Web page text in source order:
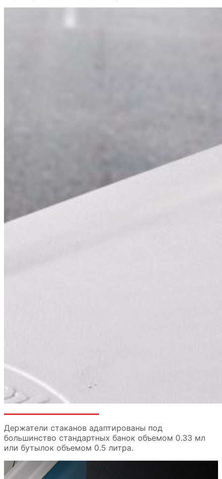
Держатели стаканов адаптированы под
большинство стандартных банок объемом 0.33 мл
или бутылок объемом 0.5 литра.